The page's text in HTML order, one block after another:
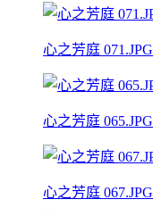
心之芳庭 071.JPG
心之芳庭 065.JPG
心之芳庭 067.JPG